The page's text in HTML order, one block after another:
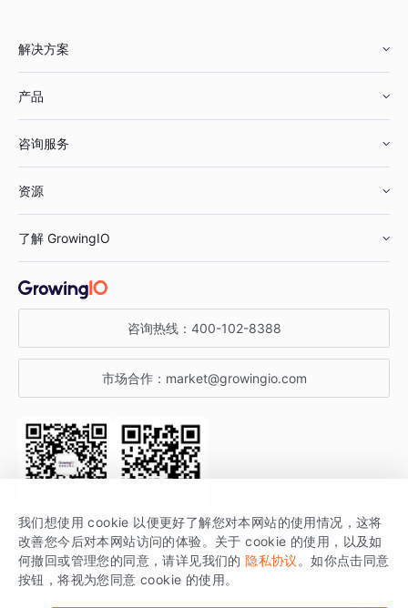
解决方案
鞋服行业
汽车行业
金融行业
产品
智能运营
获客分析
咨询服务
资源
增长公开课
增长博客
开发者文档
SDK 文档
场景指南
了解 GrowingIO
关于 GrowingIO
增长大会
行业活动
咨询热线： 400-102-8388
市场合作： market@growingio.com
关注公众号 获取更多干货
GrowingIO 是专注于数据智能分析与增长的品牌，核心平台为 GrowingIO
分析云。
我们想使用 cookie 以便更好了解您对本网站的使用情况，这将
改善您今后对本网站访问的体验。关于 cookie 的使用，以及如
何撤回或管理您的同意，请详见我们的 隐私协议 。如你点击同意
按钮，将视为您同意 cookie 的使用。